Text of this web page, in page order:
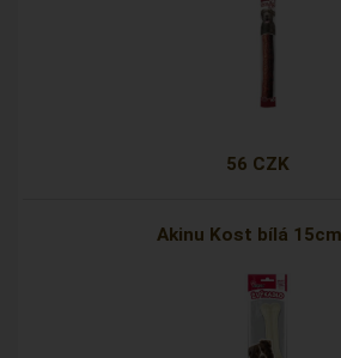
56 CZK
Akinu Kost bílá